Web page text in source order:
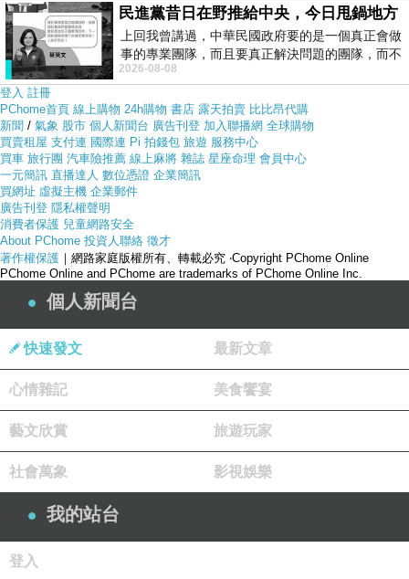
都有送300元或是500元的折價卷!所以我建議可以上momo
購物網來購買(【MILTON】城市印象VOL.II-純棉被套床包
四件組(單人)(時尚米蘭-象牙白)
民進黨昔日在野推給中央，今日甩鍋地方
上回我曾講過，中華民國政府要的是一個真正會做
事的專業團隊，而且要真正解決問題的團隊，而不
是只會到處甩鍋的雙標團隊，最近民進黨
2026-08-08
登入 註冊
PChome首頁 線上購物 24h購物 書店 露天拍賣 比比昂代購
新聞 / 氣象 股市 個人新聞台 廣告刊登 加入聯播網 全球購物
買賣租屋 支付連 國際連 Pi 拍錢包 旅遊 服務中心
買車 旅行團 汽車險推薦 線上麻將 雜誌 星座命理 會員中心
一元簡訊 直播達人 數位憑證 企業簡訊
買網址 虛擬主機 企業郵件
廣告刊登 隱私權聲明
消費者保護 兒童網路安全
About PChome 投資人聯絡 徵才
著作權保護 ｜網路家庭版權所有、轉載必究 ‧Copyright PChome Online
PChome Online and PChome are trademarks of PChome Online Inc.
個人新聞台
快速發文 最新文章
心情雜記 美食饗宴
藝文欣賞 旅遊玩家
社會萬象 影視娛樂
我的站台
登入